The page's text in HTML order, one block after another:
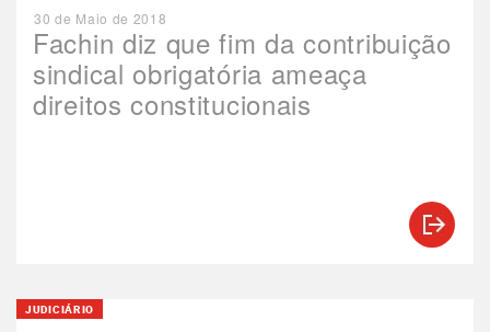
Fachin diz que fim da contribuição
sindical obrigatória ameaça
direitos constitucionais
30 de Maio de 2018
JUDICIÁRIO